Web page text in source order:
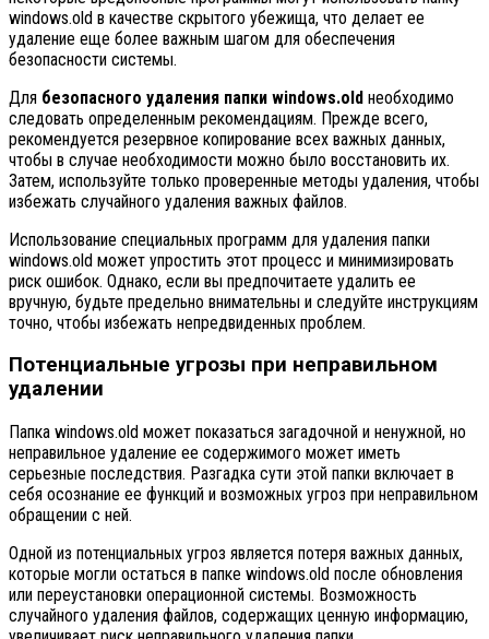
windows.old в качестве скрытого убежища, что делает ее
удаление еще более важным шагом для обеспечения
безопасности системы.
Для безопасного удаления папки windows.old необходимо
следовать определенным рекомендациям. Прежде всего,
рекомендуется резервное копирование всех важных данных,
чтобы в случае необходимости можно было восстановить их.
Затем, используйте только проверенные методы удаления, чтобы
избежать случайного удаления важных файлов.
Использование специальных программ для удаления папки
windows.old может упростить этот процесс и минимизировать
риск ошибок. Однако, если вы предпочитаете удалить ее
вручную, будьте предельно внимательны и следуйте инструкциям
точно, чтобы избежать непредвиденных проблем.
Потенциальные угрозы при неправильном
удалении
Папка windows.old может показаться загадочной и ненужной, но
неправильное удаление ее содержимого может иметь
серьезные последствия. Разгадка сути этой папки включает в
себя осознание ее функций и возможных угроз при неправильном
обращении с ней.
Одной из потенциальных угроз является потеря важных данных,
которые могли остаться в папке windows.old после обновления
или переустановки операционной системы. Возможность
случайного удаления файлов, содержащих ценную информацию,